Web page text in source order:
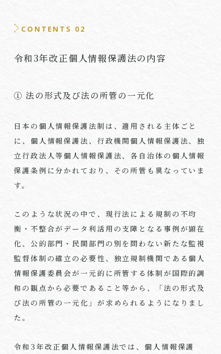
CONTENTS 02
令和3年改正個人情報保護法の内容
① 法の形式及び法の所管の一元化
日本の個人情報保護法制は、適用される主体ごと
に、個人情報保護法、行政機関個人情報保護法、独
立行政法人等個人情報保護法、各自治体の個人情報
保護条例に分かれており、その所管も異なっていま
す。
このような状況の中で、現行法による規制の不均
衡・不整合がデータ利活用の支障となる事例が顕在
化、公的部門・民間部門の別を問わない新たな監視
監督体制の確立の必要性、独立規制機関である個人
情報保護委員会が一元的に所管する体制が国際的調
和の観点から必要であること等から、「法の形式及
び法の所管の一元化」が求められるようになりまし
た。
令和 3年改正個人情報保護法では、個人情報保護